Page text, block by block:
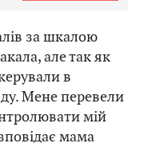
за шкалою
але так як
в
Мене перевели
мій
мама